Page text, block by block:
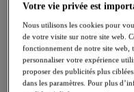
Voir tout Lingerie
Soutiens-gorge
Bas
Accueil / Lingerie
Votre vie privée est
Nous utilisons les cookies pour
de votre visite sur notre site web.
fonctionnement de notre site web,
personnaliser votre expérience
proposer des publicités plus
dans les paramètres. Pour plus